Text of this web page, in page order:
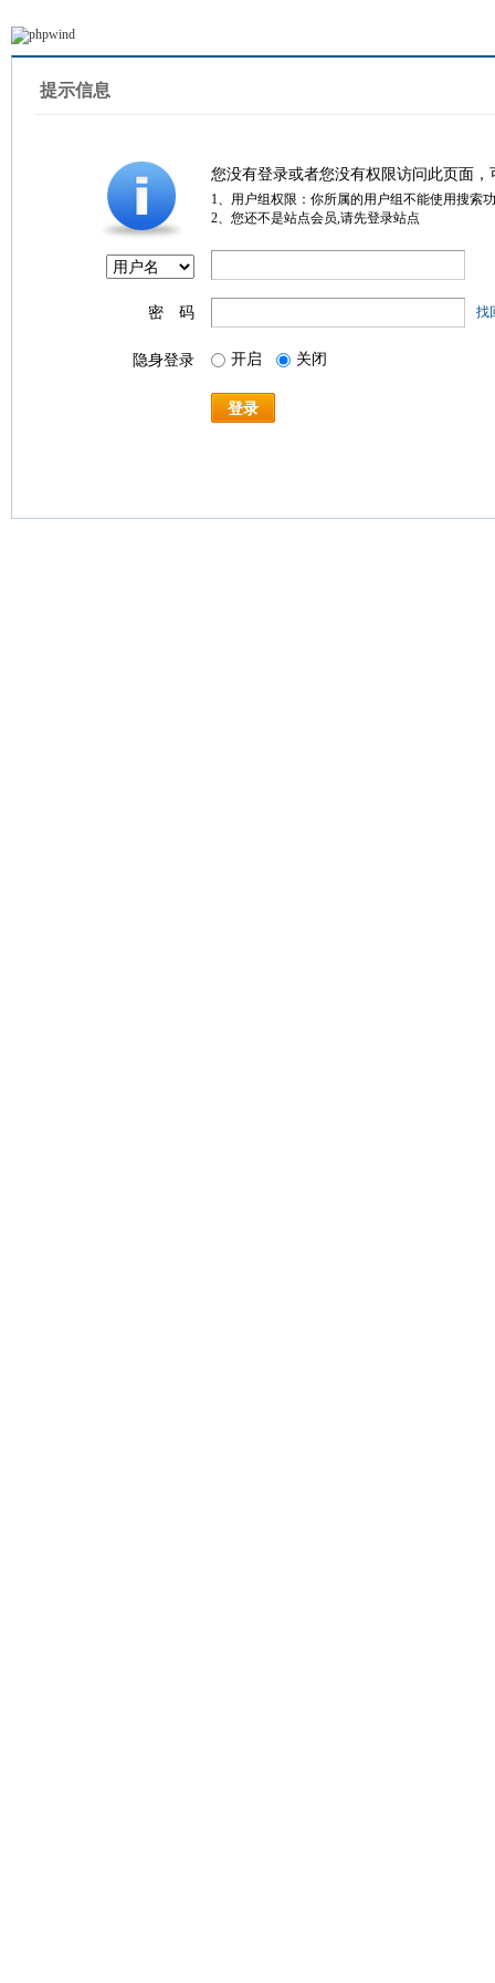
提示信息
您没有登录或者您没有权限访问此页面
1、用户组权限：你所属的用户组不能使用搜索
2、您还不是站点会员,请先登录站点
密 码 找
隐身登录 开启 关闭
登录